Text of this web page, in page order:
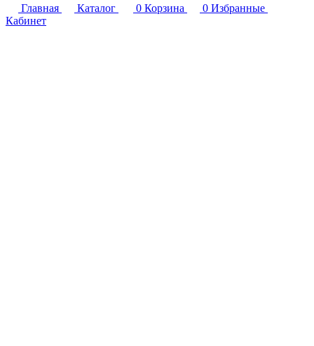
Главная
Каталог 0 Корзина 0 Избранные
Кабинет